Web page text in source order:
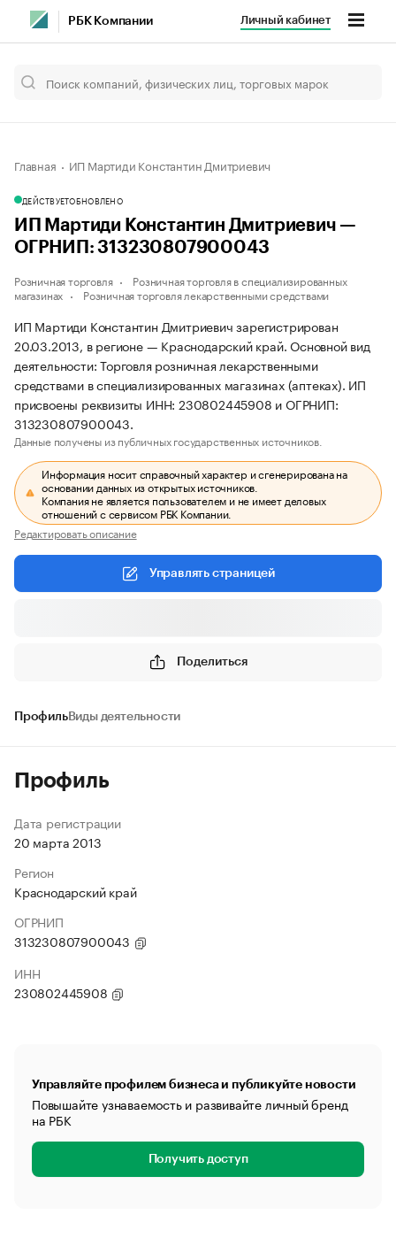
РБК Компании Личный кабинет
Главная ИП Мартиди Константин Дмитриевич
ДЕЙСТВУЕТОБНОВЛЕНО
ИП Мартиди Константин Дмитриевич —
ОГРНИП: 313230807900043
Розничная торговля
Розничная торговля в специализированных
магазинах
Розничная торговля лекарственными средствами
ИП Мартиди Константин Дмитриевич зарегистрирован
20.03.2013, в регионе — Краснодарский край. Основной вид
деятельности: Торговля розничная лекарственными
средствами в специализированных магазинах (аптеках). ИП
присвоены реквизиты ИНН: 230802445908 и ОГРНИП:
313230807900043.
Данные получены из публичных государственных источников.
Информация носит справочный характер и сгенерирована на
основании данных из открытых источников.
Компания не является пользователем и не имеет деловых
отношений с сервисом РБК Компании.
Редактировать описание
Управлять страницей
Поделиться
ПрофильВиды деятельности
Профиль
Дата регистрации
20 марта 2013
Регион
Краснодарский край
ОГРНИП
313230807900043
ИНН
230802445908
Управляйте профилем бизнеса и публикуйте новости
Повышайте узнаваемость и развивайте личный бренд
на РБК
Получить доступ